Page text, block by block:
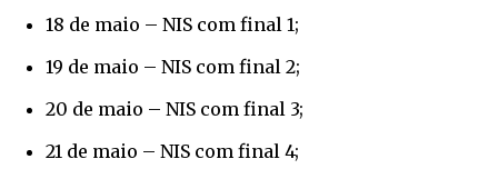
18 de maio – NIS com final 1;
19 de maio – NIS com final 2;
20 de maio – NIS com final 3;
21 de maio – NIS com final 4;